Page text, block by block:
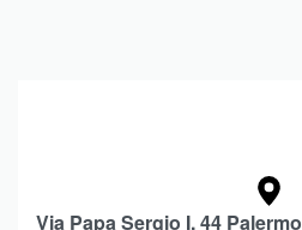
Via Papa Sergio I, 44 Palermo